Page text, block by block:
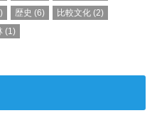
歴史 (6) 比較文化 (2)
(1)